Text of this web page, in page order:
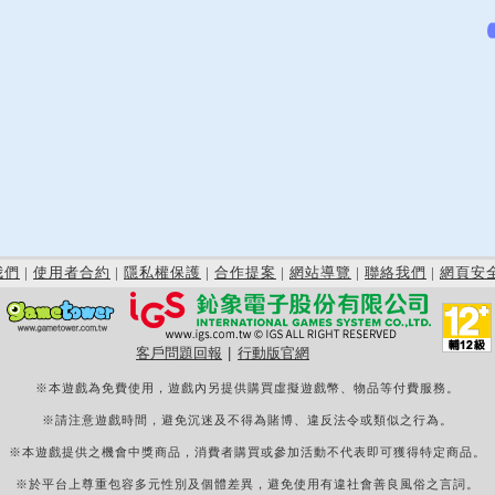
們 | 使用者合約 | 隱私權保護 | 合作提案 | 網站導覽 | 聯絡我們 | 網頁安
客戶問題回報 行動版官網
※本遊戲為免費使用，遊戲內另提供購買虛擬遊戲幣、物品等付費服務。
※請注意遊戲時間，避免沉迷及不得為賭博、違反法令或類似之行為。
※本遊戲提供之機會中獎商品，消費者購買或參加活動不代表即可獲得特定商品。
※於平台上尊重包容多元性別及個體差異，避免使用有違社會善良風俗之言詞。